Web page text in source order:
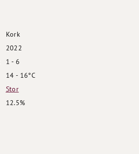
Kork
2022
1 - 6
14 - 16°C
Stor
12.5%